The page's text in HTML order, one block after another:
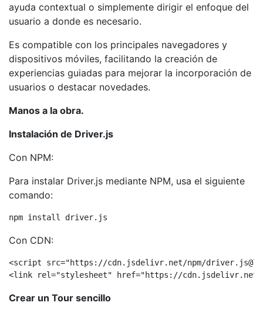
ayuda contextual o simplemente dirigir el enfoque del
usuario a donde es necesario.
Es compatible con los principales navegadores y
dispositivos móviles, facilitando la creación de
experiencias guiadas para mejorar la incorporación de
usuarios o destacar novedades.
Manos a la obra.
Instalación de Driver.js
Con NPM:
Para instalar Driver.js mediante NPM, usa el siguiente
comando:
npm install driver.js
Con CDN:
<script src="https://cdn.jsdelivr.net/npm/
<link rel="stylesheet" href="https://
Crear un Tour sencillo